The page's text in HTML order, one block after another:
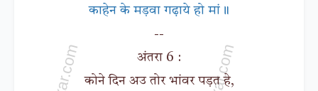
काहेन के मड़वा गढ़ाये हो मां॥
--
अंतरा 6 :
कोने दिन अउ तोर भांवर पड़त हे,